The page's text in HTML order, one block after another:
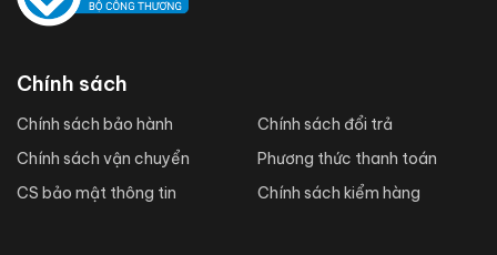
Chính sách
Chính sách bảo hành
Chính sách vận chuyển
CS bảo mật thông tin
Chính sách đổi trả
Phương thức thanh toán
Chính sách kiểm hàng